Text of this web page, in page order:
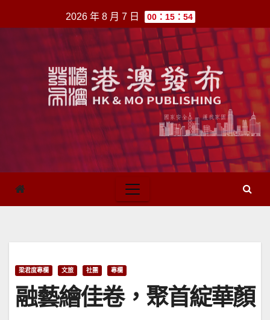
至
2026 年 8 月 7 日 00：15：54
梁君度專欄 文旅 社團 專欄
融藝繪佳卷，聚首綻華顏